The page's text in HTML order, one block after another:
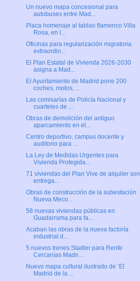
Un nuevo mapa concesional para
autobuses entre Mad...
Placa homenaje al tablao flamenco Villa
Rosa, en l...
Oficinas para regularización migratoria
extraordin...
El Plan Estatal de Vivienda 2026-2030
asigna a Mad...
El Ayuntamiento de Madrid pone 200
coches, motos, ...
Las comisarías de Policía Nacional y
cuarteles de ...
Obras de demolición del antiguo
aparcamiento en el...
Centro deportivo, campus docente y
auditorio para ...
La Ley de Medidas Urgentes para
Vivienda Protegida...
71 viviendas del Plan Vive de alquiler son
entrega...
Obras de construcción de la subestación
Nueva Meco...
58 nuevas viviendas públicas en
Guadarrama para fa...
Acaban las obras de la nueva factoría
industrial d...
5 nuevos trenes Stadler para Renfe
Cercanías Madri...
Nuevo mapa cultural ilustrado de ‘El
Madrid de la ...